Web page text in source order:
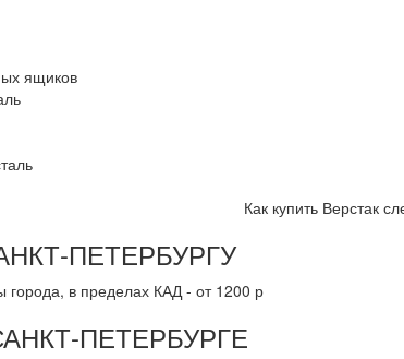
ящиков
Как купить Верстак
ПЕТЕРБУРГУ
города, в пределах КАД - от 1200 р
ПЕТЕРБУРГЕ